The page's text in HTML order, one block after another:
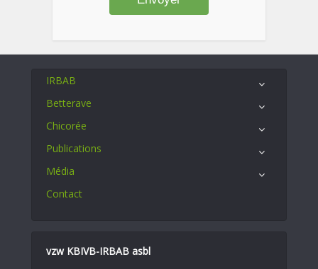
IRBAB
Betterave
Chicorée
Publications
Média
Contact
vzw KBIVB-IRBAB asbl